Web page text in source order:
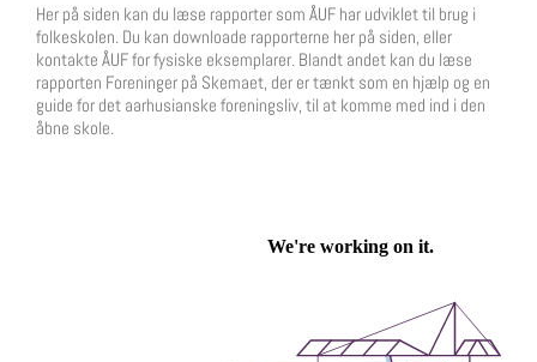
Her på siden kan du læse rapporter som ÅUF har udviklet til brug i
folkeskolen. Du kan downloade rapporterne her på siden, eller
kontakte ÅUF for fysiske eksemplarer. Blandt andet kan du læse
rapporten Foreninger på Skemaet, der er tænkt som en hjælp og en
guide for det aarhusianske foreningsliv, til at komme med ind i den
åbne skole.